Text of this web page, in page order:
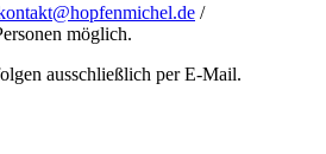
/
möglich.
ausschließlich per E-Mail.